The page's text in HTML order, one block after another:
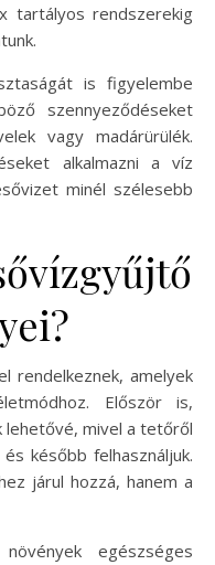
tartályos rendszerekig
is figyelembe
szennyeződéseket
vagy madárürülék.
alkalmazni a víz
minél szélesebb
rendelkeznek, amelyek
Először is,
mivel a tetőről
később felhasználjuk.
járul hozzá, hanem a
egészséges